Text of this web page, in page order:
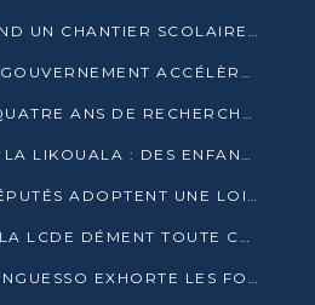
ANGOLA-LIBRE : QUAND UN CHANTIER SCOLAIRE DEVIENT LE MIROIR D’UN CONGO EN MOUVEMENT
PROJET MOSALA : LE GOUVERNEMENT ACCÉLÈRE L’INSERTION DES JEUNES EN 2026
FORCA ECOSYSTEM, QUATRE ANS DE RECHERCHE DE TERRAIN AVANT UN LANCEMENT OFFICIEL EN 2026
TRAFIC HUMAIN DANS LA LIKOUALA : DES ENFANTS AUTOCHTONES RÉDUITS AU TRAVAIL FORCÉ
BUDGET 2026 : LES DÉPUTÉS ADOPTENT UNE LOI DES FINANCES DE PLUS DE 2500 MILLIARDS FCFA
ARNAQUE EN LIGNE : LA LCDE DÉMENT TOUTE CAMPAGNE DE RECRUTEMENT
VŒUX 2026 : SASSOU-NGUESSO EXHORTE LES FORCES VIVES À RENFORCER L’UNITÉ